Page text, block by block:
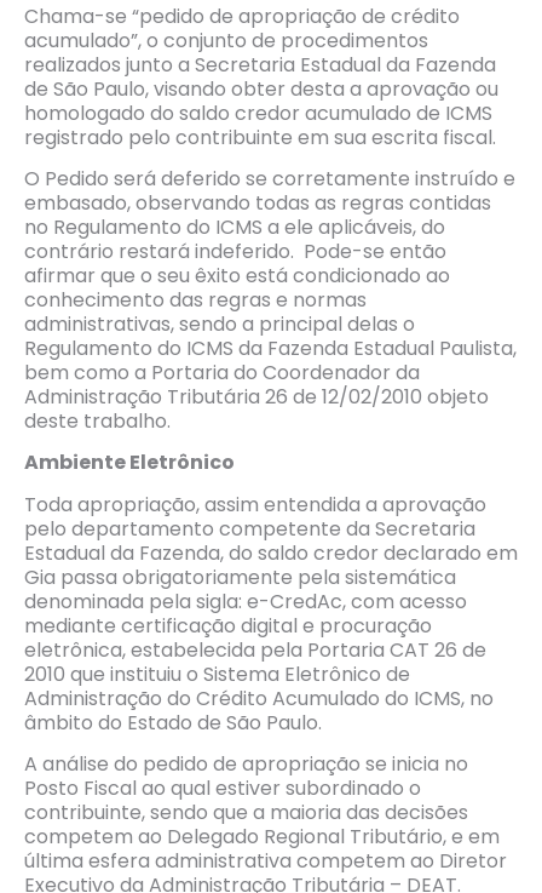
Chama-se “pedido de apropriação de crédito
acumulado”, o conjunto de procedimentos
realizados junto a Secretaria Estadual da Fazenda
de São Paulo, visando obter desta a aprovação ou
homologado do saldo credor acumulado de ICMS
registrado pelo contribuinte em sua escrita fiscal.
O Pedido será deferido se corretamente instruído e
embasado, observando todas as regras contidas
no Regulamento do ICMS a ele aplicáveis, do
contrário restará indeferido. Pode-se então
afirmar que o seu êxito está condicionado ao
conhecimento das regras e normas
administrativas, sendo a principal delas o
Regulamento do ICMS da Fazenda Estadual Paulista,
bem como a Portaria do Coordenador da
Administração Tributária 26 de 12/02/2010 objeto
deste trabalho.
Ambiente Eletrônico
Toda apropriação, assim entendida a aprovação
pelo departamento competente da Secretaria
Estadual da Fazenda, do saldo credor declarado em
Gia passa obrigatoriamente pela sistemática
denominada pela sigla: e-CredAc, com acesso
mediante certificação digital e procuração
eletrônica, estabelecida pela Portaria CAT 26 de
2010 que instituiu o Sistema Eletrônico de
Administração do Crédito Acumulado do ICMS, no
âmbito do Estado de São Paulo.
A análise do pedido de apropriação se inicia no
Posto Fiscal ao qual estiver subordinado o
contribuinte, sendo que a maioria das decisões
competem ao Delegado Regional Tributário, e em
última esfera administrativa competem ao Diretor
Executivo da Administração Tributária – DEAT.